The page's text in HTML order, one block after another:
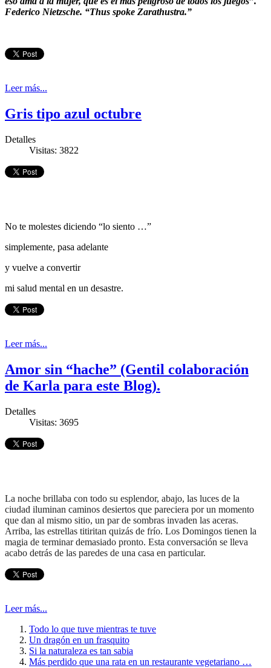
Federico Nietzsche. “Thus spoke Zarathustra.”
Leer más...
Gris tipo azul octubre
Detalles
Visitas: 3822
No te molestes diciendo “lo siento …”
simplemente, pasa adelante
y vuelve a convertir
mi salud mental en un desastre.
Leer más...
Amor sin “hache” (Gentil colaboración
de Karla para este Blog).
Detalles
Visitas: 3695
La noche brillaba con todo su esplendor, abajo, las luces de la
ciudad iluminan caminos desiertos que pareciera por un momento
que dan al mismo sitio, un par de sombras invaden las aceras.
Arriba, las estrellas titiritan quizás de frío. Los Domingos tienen la
magia de terminar demasiado pronto. Esta conversación se lleva
acabo detrás de las paredes de una casa en particular.
Leer más...
Todo lo que tuve mientras te tuve
Un dragón en un frasquito
Si la naturaleza es tan sabia
Más perdido que una rata en un restaurante vegetariano …